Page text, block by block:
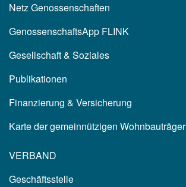
Netz Genossenschaften
GenossenschaftsApp FLINK
Gesellschaft & Soziales
Publikationen
Finanzierung & Versicherung
Karte der gemeinnützigen Wohnbauträger
VERBAND
Geschäftsstelle